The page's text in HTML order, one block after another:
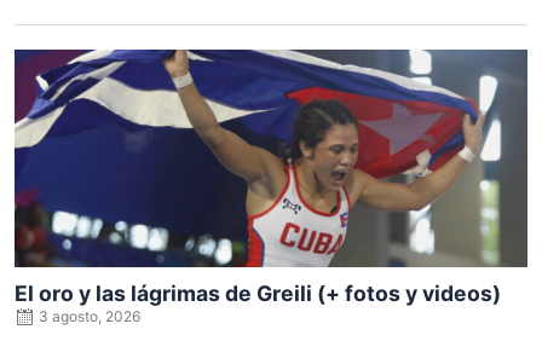
El oro y las lágrimas de Greili (+ fotos y videos)
Posted
on
3 agosto, 2026